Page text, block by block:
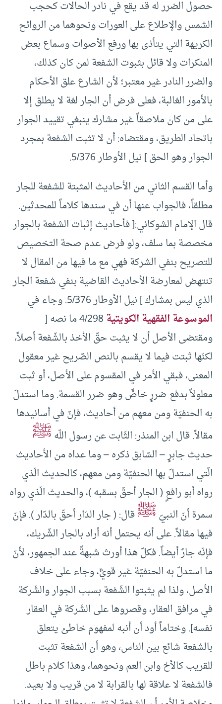
حصول الضرر له قد يقع في نادر الحالات كحجب
الشمس والإطلاع على العورات ونحوهما من الروائح
الكريهة التي يتأذى بها ورفع الأصوات وسماع بعض
المنكرات ولا قائل بثبوت الشفعة لمن كان كذلك،
والضرر النادر غير معتبر؛ لأن الشارع علق الأحكام
بالأمور الغالبة، فعلى فرض أن الجار لغة لا يطلق إلا
على من كان ملاصقاً غير مشارك ينبغي تقييد الجوار
باتحاد الطريق، ومقتضاه: أن لا تثبت الشفعة بمجرد
الجوار وهو الحق ] نيل الأوطار 5/376.
وأما القسم الثاني من الأحاديث المثبتة للشفعة للجار
مطلقاً، فالجواب عنها أن في سندها كلاماً للمحدثين.
قال الإمام الشوكاني:[ فأحاديث إثبات الشفعة بالجوار
مخصصة بما سلف، ولو فرض عدم صحة التخصيص
للتصريح بنفي الشركة فهي مع ما فيها من المقال لا
تنتهض لمعارضة الأحاديث القاضية بنفي شفعة الجار
الذي ليس بمشارك ] نيل الأوطار 5/376. وجاء في
الموسوعة الفقهية الكويتية
4/298 ما نصه [
ومقتضى الأصل أن لا يثبت حقّ الأخذ بالشّفعة أصلاً،
لكنّها ثبتت فيما لا يقسم بالنص الصّريح غير معقول
المعنى، فبقي الأمر في المقسوم على الأصل، أو ثبت
معلولاً بدفع ضررٍ خاصٍّ وهو ضرر القسمة. وما استدلّ
به الحنفيّة ومن معهم من أحاديث، فإنّ في أسانيدها
مقالاً. قال ابن المنذر: الثّابت عن رسول اللّهﷺ
حديث جابرٍ – السّابق ذكره – وما عداه من الأحاديث
الّتي استدلّ بها الحنفيّة ومن معهم، كالحديث الّذي
رواه أبو رافعٍ ( الجار أحقّ بسقبه )، والحديث الّذي رواه
سمرة أنّ النبيّﷺقال: ( جار الدّار أحقّ بالدّار ). فإنّ
فيها مقالاً. على أنه يحتمل أنه أراد بالجار الشّريك،
فإنّه جارٌ أيضاً. فكلّ هذا أورث شبهةً عند الجمهور، لأنّ
ما استدلّ به الحنفيّة غير قويٍّ، وجاء على خلاف
الأصل، ولذا لم يثبتوا الشّفعة بسبب الجوار والشّركة
في مرافق العقار، وقصروها على الشّركة في العقار
نفسه]. وختاماً أود أن أنبه لمفهوم خاطئ يتعلق
بالشفعة شائع بين الناس، وهو أن الشفعة تثبت
للقريب كالأخ وابن العم ونحوهما، وهذا كلام باطل
فالشفعة لا علاقة لها بالقرابة لا من قريب ولا بعيد.